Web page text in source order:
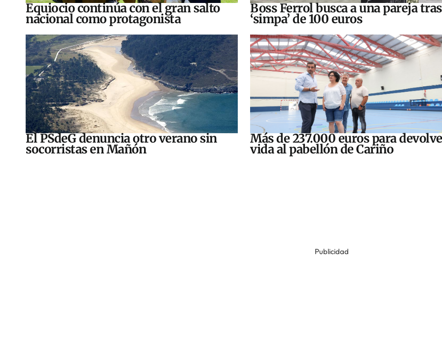
Equiocio continúa con el gran salto
nacional como protagonista
Boss Ferrol busca a una pareja
‘simpa’ de 100 euros
El PSdeG denuncia otro verano sin
socorristas en Mañón
Más de 237.000 euros para
vida al pabellón de Cariño
Publicidad